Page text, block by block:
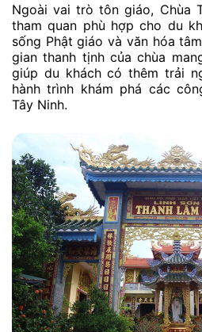
Ngoài vai trò tôn giáo, Chùa
tham quan phù hợp cho du
sống Phật giáo và văn hóa
gian thanh tịnh của chùa
giúp du khách có thêm trải
hành trình khám phá các
Tây Ninh.